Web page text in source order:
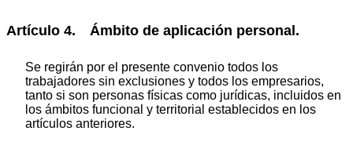
Artículo 4. Ámbito de aplicación personal.
Se regirán por el presente convenio todos los
trabajadores sin exclusiones y todos los empresarios,
tanto si son personas físicas como jurídicas, incluidos en
los ámbitos funcional y territorial establecidos en los
artículos anteriores.